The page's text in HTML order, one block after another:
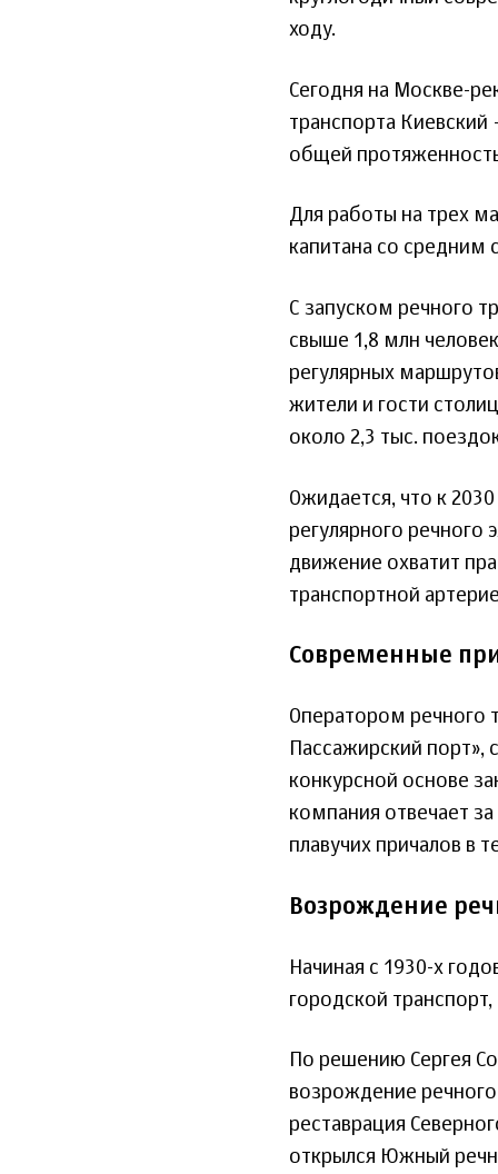
ходу.
Сегодня на Москве-
транспорта
общей
Для работы на трех
капитана со средним
С запуском речного
свыше 1,8 млн
регулярных
жители и гости
около 2,3 тыс.
Ожидается, что к
регулярного речного
движение охватит
транспортной
Современные
Оператором речного
Пассажирский
конкурсной основе
компания отвечает
плавучих причалов в
Возрождение
Начиная с 1930-х
городской
По решению Сергея
возрождение
реставрация
открылся Южный